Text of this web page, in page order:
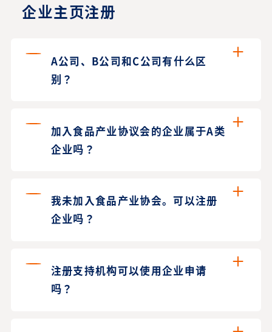
企业主页注册
A公司、B公司和C公司有什么区
别？
加入食品产业协议会的企业属于A类
企业吗？
我未加入食品产业协会。可以注册
企业吗？
注册支持机构可以使用企业申请
吗？